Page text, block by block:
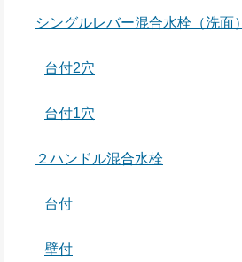
シングルレバー混合水栓（洗面）
台付2穴
台付1穴
２ハンドル混合水栓
台付
壁付